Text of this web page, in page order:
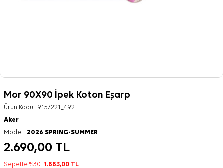
Mor 90X90 İpek Koton Eşarp
Ürün Kodu : 9157221_492
Aker
Model : 2026 SPRING-SUMMER
2.690,00 TL
Sepette %30 1.883,00 TL